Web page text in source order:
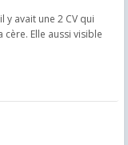
y avait une 2 CV qui
Elle aussi visible